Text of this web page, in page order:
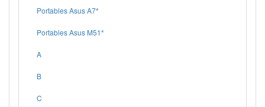
Portables Asus A7*
Portables Asus M51*
A
B
C